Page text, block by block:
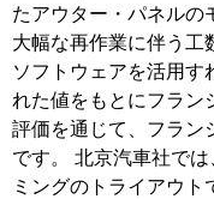
たアウター・パネルの
大幅な再作業に伴う工
ソフトウェアを活用す
れた値をもとにフラン
評価を通じて、フラン
です。 北京汽車社で
ミングのトライアウ